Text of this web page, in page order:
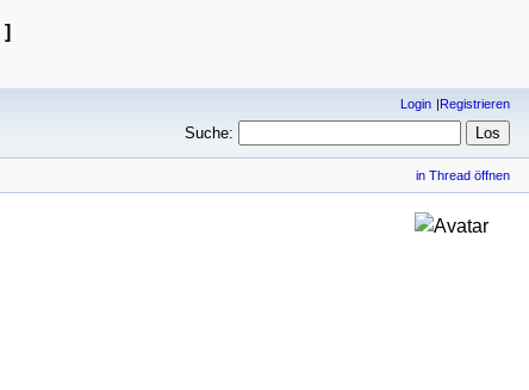
]
Login Registrieren
Suche:
in Thread öffnen